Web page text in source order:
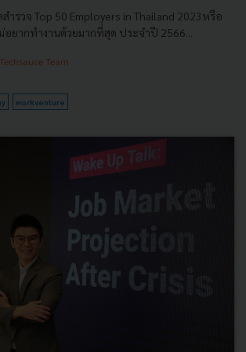
ำรวจ Top 50 Employers in Thailand 2023หรือ
ยากทำงานด้วยมากที่สุด ประจำปี 2566...
Techsauce Team
workventure